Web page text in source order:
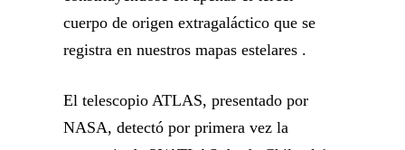
cuerpo de origen extragaláctico que se
registra en nuestros mapas estelares .
El telescopio ATLAS, presentado por
NASA, detectó por primera vez la